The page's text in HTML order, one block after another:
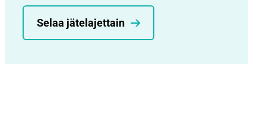
Selaa jätelajettain